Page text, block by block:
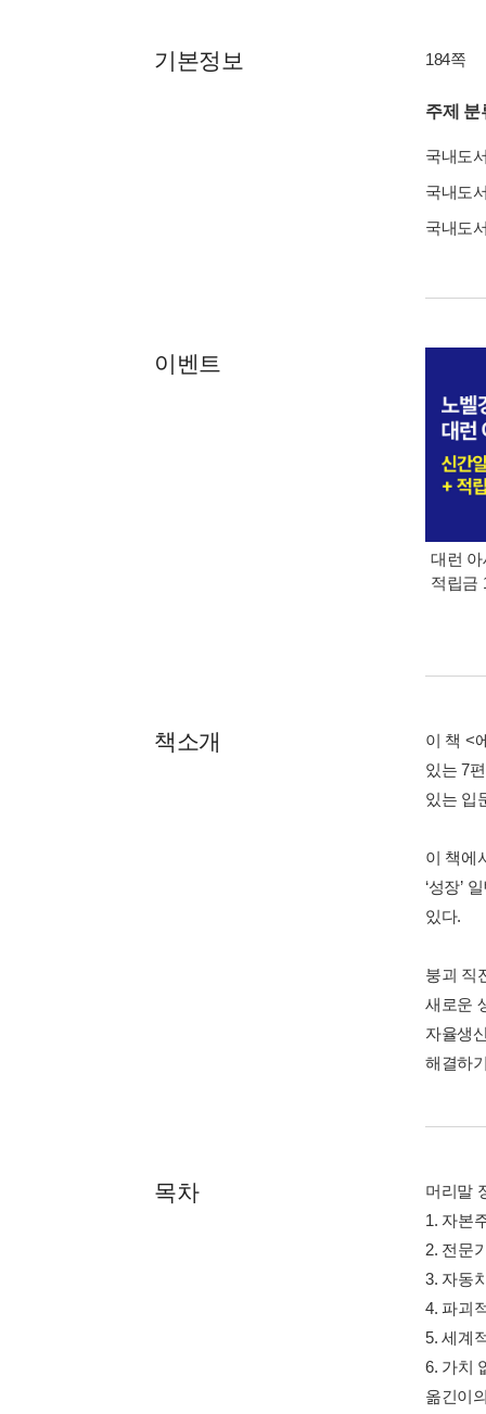
기본정보 184쪽
주제 분
국내도
국내도
국내도
이벤트
대런
적립금
책소개
이 책 <
있는 7
있는 입
이 책에
‘성장’
있다.
붕괴 직
새로운
자율생
해결하
목차
머리말
1. 자본
2. 전문
3. 자동
4. 파괴
5. 세계
6. 가치
옮긴이